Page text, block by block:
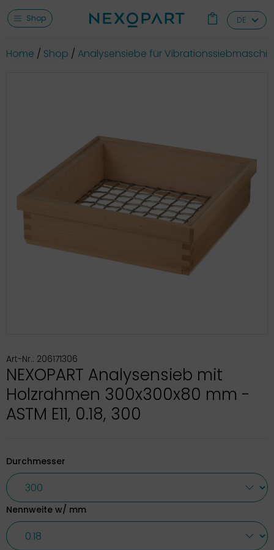
Shop DE
Home Shop Analysensiebe für
Art-Nr.: 206171306
NEXOPART Analysensieb mit
Holzrahmen 300x300x80 mm -
ASTM E11, 0.18, 300
Durchmesser
Nennweite w/ mm